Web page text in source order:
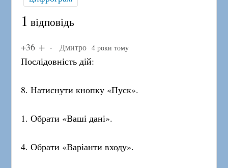
1 відповідь
+36 Дмитро 4 роки тому
Послідовність дій:
8. Натиснути кнопку «Пуск».
1. Обрати «Ваші дані».
4. Обрати «Варіанти входу».